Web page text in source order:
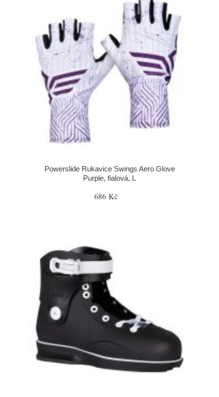
Powerslide Rukavice Swings Aero Glove
Purple, fialová, L
686 Kč